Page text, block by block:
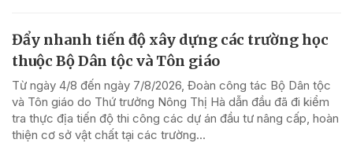
Đẩy nhanh tiến độ xây dựng các trường học
thuộc Bộ Dân tộc và Tôn giáo
Từ ngày 4/8 đến ngày 7/8/2026, Đoàn công tác Bộ Dân tộc
và Tôn giáo do Thứ trưởng Nông Thị Hà dẫn đầu đã đi kiểm
tra thực địa tiến độ thi công các dự án đầu tư nâng cấp, hoàn
thiện cơ sở vật chất tại các trường...